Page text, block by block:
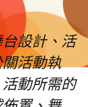
設計、活
活動執
動所需的